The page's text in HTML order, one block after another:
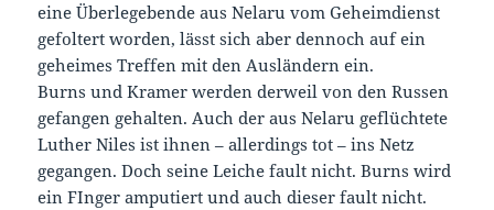
eine Überlegebende aus Nelaru vom Geheimdienst
gefoltert worden, lässt sich aber dennoch auf ein
geheimes Treffen mit den Ausländern ein.
Burns und Kramer werden derweil von den Russen
gefangen gehalten. Auch der aus Nelaru geflüchtete
Luther Niles ist ihnen – allerdings tot – ins Netz
gegangen. Doch seine Leiche fault nicht. Burns wird
ein FInger amputiert und auch dieser fault nicht.